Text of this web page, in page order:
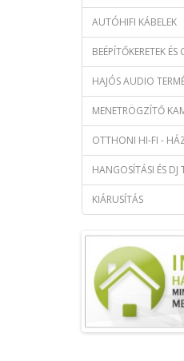
AUTÓHIFI KÁBELEK
BEÉPÍTŐKERETEK
HAJÓS AUDIO
MENETRÖGZÍTŐ
OTTHONI HI-FI -
HANGOSÍTÁSI ÉS DJ
KIÁRUSÍTÁS